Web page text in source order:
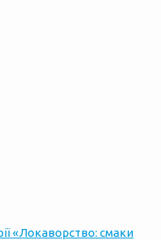
«Локаворство: смаки